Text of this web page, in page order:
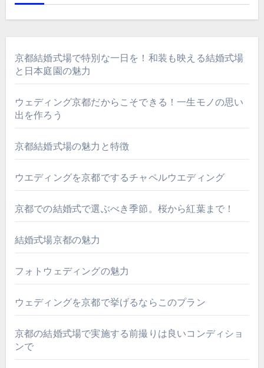
京都結婚式場で特別な一日を！和装も映える結婚式場
と日本庭園の魅力
ウェディング京都だからこそできる！一生モノの思い
出を作ろう
京都結婚式場の魅力と特徴
ウエディングを京都でするチャペルウエディング
京都での結婚式で選ぶべき季節。桜から紅葉まで！
結婚式場京都の魅力
フォトウェディングの魅力
ウェディングを京都で挙げるならこのプラン
京都の結婚式場で実施する前撮りは良いコンディショ
ンで